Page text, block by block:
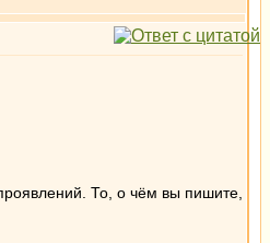
То, о чём вы пишите,